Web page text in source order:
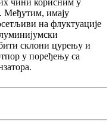
чини корисним у
Међутим, имају
на флуктуације
склони цурењу и
у поређењу са